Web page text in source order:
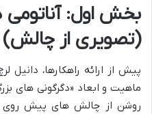
بخش اول: آناتومی
(تصویری از چالش)
پیش از ارائه راهکارها،
ماهیت و ابعاد «دگرگونی های
روشن از چالش های پیش روی